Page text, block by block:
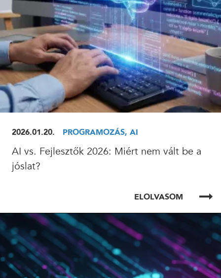
KÜLDÉS
24 ÓRÁN BELÜL FELVESSZÜK VELED A KAPCSOLATOT!*
2026.01.20. PROGRAMOZÁS, AI
AI vs. Fejlesztők 2026: Miért nem vált be a
jóslat?
ELOLVASOM